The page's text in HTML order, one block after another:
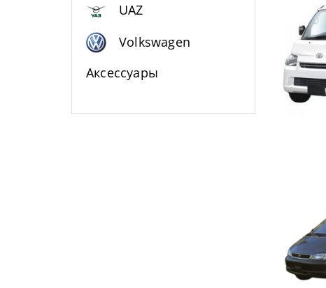
UAZ
Volkswagen
Аксессуары